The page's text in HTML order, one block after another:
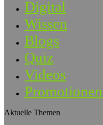
Digital
Wissen
Blogs
Quiz
Videos
Promotionen
Aktuelle Themen